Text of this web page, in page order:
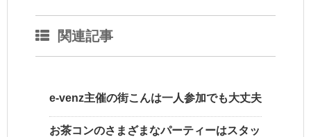
関連記事
e-venz主催の街こんは一人参加でも大丈夫
お茶コンのさまざまなパーティーはスタッ